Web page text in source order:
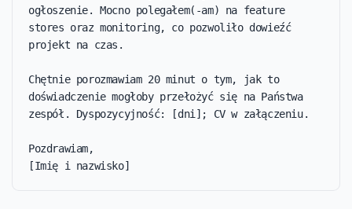
ogłoszenie. Mocno polegałem(-am) na feature
stores oraz monitoring, co pozwoliło dowieźć
projekt na czas.
Chętnie porozmawiam 20 minut o tym, jak to
doświadczenie mogłoby przełożyć się na Państwa
zespół. Dyspozycyjność: [dni]; CV w załączeniu.
Pozdrawiam,
[Imię i nazwisko]